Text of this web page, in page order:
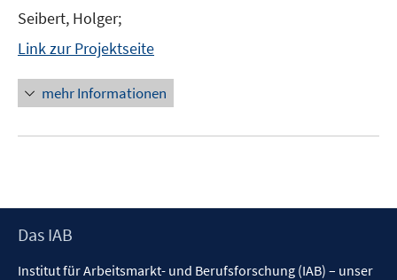
Seibert, Holger;
Link zur Projektseite
mehr Informationen
Footer
Das IAB
Institut für Arbeitsmarkt- und Berufsforschung (IAB) – unser